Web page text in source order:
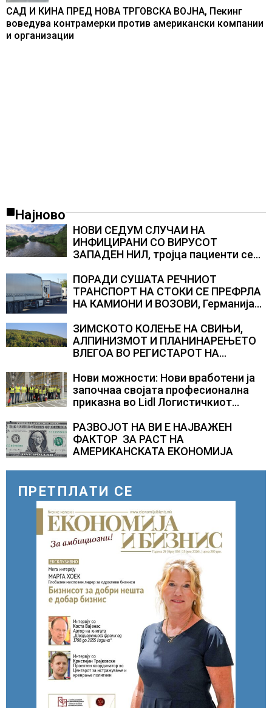
САД И КИНА ПРЕД НОВА ТРГОВСКА ВОЈНА, Пекинг
воведува контрамерки против американски компании
и организации
Најново
НОВИ СЕДУМ СЛУЧАИ НА
ИНФИЦИРАНИ СО ВИРУСОТ
ЗАПАДЕН НИЛ, тројца пациенти се
ПОРАДИ СУШАТА РЕЧНИОТ
ТРАНСПОРТ НА СТОКИ СЕ ПРЕФРЛА
НА КАМИОНИ И ВОЗОВИ, Германија
камионџиите да возат и во недела
ЗИМСКОТО КОЛЕЊЕ НА СВИЊИ,
АЛПИНИЗМОТ И ПЛАНИНАРЕЊЕТО
ВЛЕГОА ВО РЕГИСТАРОТ НА
СЛОВЕНИЈА
Нови можности: Нови вработени ја
започнаа својата професионална
приказна во Lidl Логистичкиот
РАЗВОЈОТ НА ВИ Е НАЈВАЖЕН
ФАКТОР ЗА РАСТ НА
АМЕРИКАНСКАТА ЕКОНОМИЈА
ПРЕТПЛАТИ СЕ